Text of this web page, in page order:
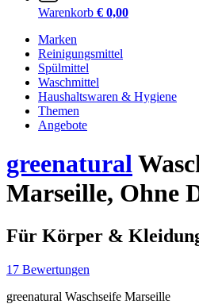
Warenkorb € 0,00
Marken
Reinigungsmittel
Spülmittel
Waschmittel
Haushaltswaren & Hygiene
Themen
Angebote
greenatural
Marseille, Ohne
Für Körper &
17 Bewertungen
greenatural Waschseife Marseille